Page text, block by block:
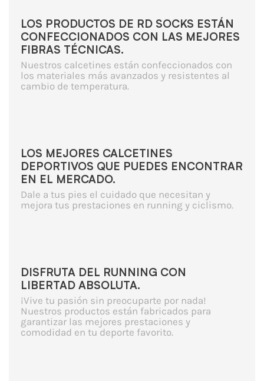
LOS PRODUCTOS DE RD SOCKS ESTÁN
CONFECCIONADOS CON LAS MEJORES
FIBRAS TÉCNICAS.
Nuestros calcetines están confeccionados con
los materiales más avanzados y resistentes al
cambio de temperatura.
LOS MEJORES CALCETINES
DEPORTIVOS QUE PUEDES ENCONTRAR
EN EL MERCADO.
Dale a tus pies el cuidado que necesitan y
mejora tus prestaciones en running y ciclismo.
DISFRUTA DEL RUNNING CON
LIBERTAD ABSOLUTA.
¡Vive tu pasión sin preocuparte por nada!
Nuestros productos están fabricados para
garantizar las mejores prestaciones y
comodidad en tu deporte favorito.